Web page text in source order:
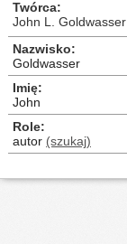
Twórca
John L. Goldwasser
Nazwisko
Goldwasser
Imię
John
Role
autor (szukaj)